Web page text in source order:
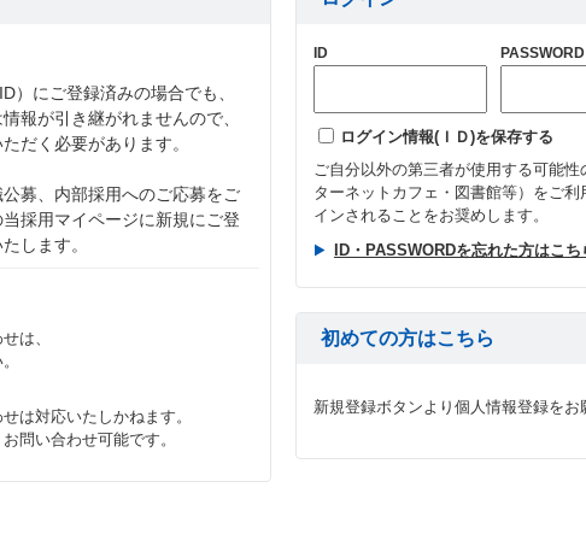
ID PASSWORD
ログイン情報(ＩＤ)を保存する
ご自分以外の第三者が使用する可能
ターネットカフェ・図書館等）をご
インされることをお奨めします。
ID・PASSWORDを忘れた方はこち
初めての方はこちら
新規登録ボタンより個人情報登録をお
）にご登録済みの場合でも、
報が引き継がれませんので、
だく必要があります。
募、内部採用へのご応募をご
採用マイページに新規にご登
します。
は、
は対応いたしかねます。
問い合わせ可能です。